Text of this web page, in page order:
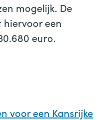
mogelijk. De
een
euro.
voor een Kansrijke